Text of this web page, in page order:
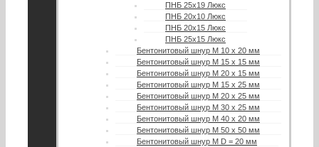
ПНБ 25х19 Люкс
ПНБ 20х10 Люкс
ПНБ 20х15 Люкс
ПНБ 25х15 Люкс
Бентонитовый шнур М 10 х 20 мм
Бентонитовый шнур М 15 х 15 мм
Бентонитовый шнур М 20 х 15 мм
Бентонитовый шнур М 15 х 25 мм
Бентонитовый шнур М 20 х 25 мм
Бентонитовый шнур М 30 х 25 мм
Бентонитовый шнур М 40 х 20 мм
Бентонитовый шнур М 50 х 50 мм
Бентонитовый шнур М D = 20 мм